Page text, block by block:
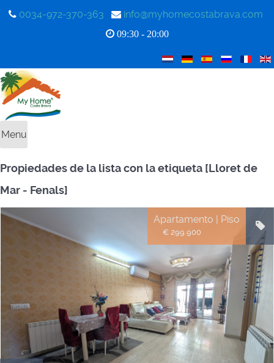
0034-972-370-363 info@myhomecostabrava.com
09:30 - 20:00
Menu
Propiedades de la lista con la etiqueta [Lloret de
Mar - Fenals]
Apartamento | Piso
€ 299.900